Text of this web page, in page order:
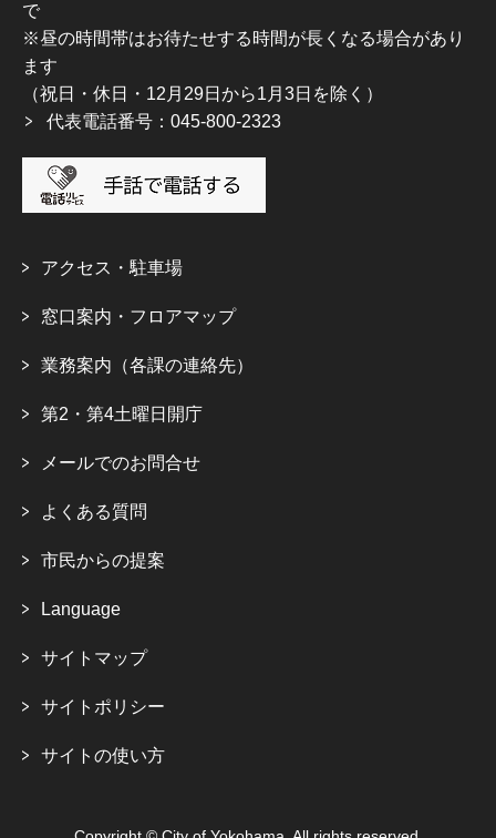
で
※昼の時間帯はお待たせする時間が長くなる場合があり
ます
（祝日・休日・12月29日から1月3日を除く）
代表電話番号：045-800-2323
アクセス・駐車場
窓口案内・フロアマップ
業務案内（各課の連絡先）
第2・第4土曜日開庁
メールでのお問合せ
よくある質問
市民からの提案
Language
サイトマップ
サイトポリシー
サイトの使い方